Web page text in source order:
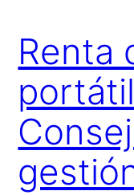
Renta